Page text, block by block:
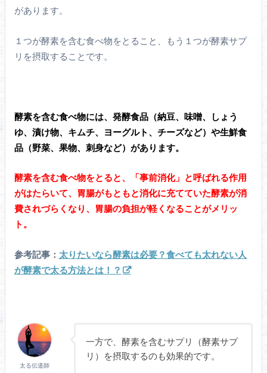
があります。
１つが酵素を含む食べ物をとること、もう１つが酵素サプ
リを摂取することです。
酵素を含む食べ物には、発酵食品（納豆、味噌、しょう
ゆ、漬け物、キムチ、ヨーグルト、チーズなど）や生鮮食
品（野菜、果物、刺身など）があります。
酵素を含む食べ物をとると、「事前消化」と呼ばれる作用
がはたらいて、胃腸がもともと消化に充てていた酵素が消
費されづらくなり、胃腸の負担が軽くなることがメリッ
ト。
参考記事： 太りたいなら酵素は必要？食べても太れない人
が酵素で太る方法とは！？
太る伝道師
一方で、酵素を含むサプリ（酵素サプ
リ）を摂取するのも効果的です。